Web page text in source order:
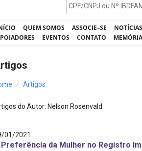
QUEM SOMOS ASSOCIE–SE
EVENTOS CONTATO
Artigos
do Autor: Nelson Rosenvald
01/2021
da Mulher no Registro